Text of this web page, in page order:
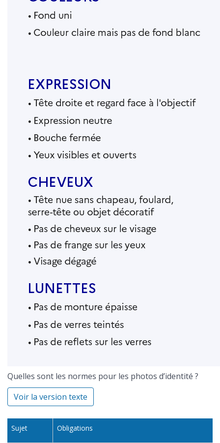
Quelles sont les normes pour les photos d’identité ?
Voir la version texte
Sujet Obligations